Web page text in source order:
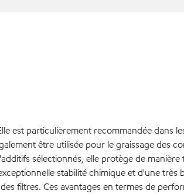
est particulièrement recommandée dans
être utilisée pour le graissage des
sélectionnés, elle protège de manière
stabilité chimique et d'une très
filtres. Ces avantages en termes de